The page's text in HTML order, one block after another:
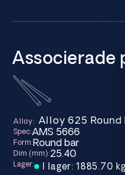
Associerade
Alloy: Alloy 625 Round
Spec:AMS 5666
Form:Round bar
Dim (mm):25.40
Lager: I lager: 1885.70 kg